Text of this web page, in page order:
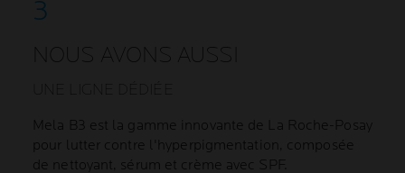
NOUS AVONS AUSSI
Mela B3 est la gamme innovante de La Roche-Posay
pour lutter contre l'hyperpigmentation, composée
de nettoyant, sérum et crème avec SPF.